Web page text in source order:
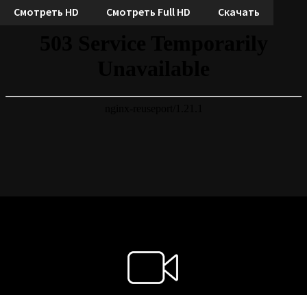
Смотреть HD Смотреть Full HD Скачать